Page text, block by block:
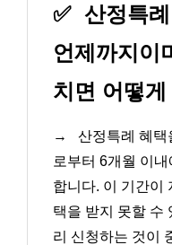
✅ 산정특
언제까지이
치면 어떻
→
산정특례 혜택
로부터 6개월 이
합니다. 이 기간이
택을 받지 못할 수
리 신청하는 것이